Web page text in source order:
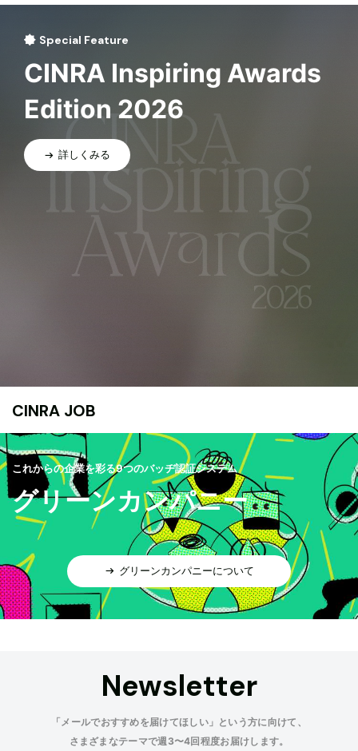
Special Feature
CINRA Inspiring Awards
Edition 2026
詳しくみる
CINRA JOB
これからの企業を彩る9つのバッヂ認証システム
グリーンカンパニー
グリーンカンパニーについて
Newsletter
「メールでおすすめを届けてほしい」という方に向けて、
さまざまなテーマで週3〜4回程度お届けします。